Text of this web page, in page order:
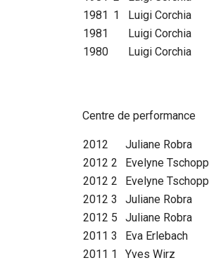
1981 1 Luigi Corchia
1981
Luigi Corchia
1980
Luigi Corchia
Centre de performance
2012 Juliane Robra
2012 2 Evelyne Tschopp
2012 2 Evelyne Tschopp
2012 3 Juliane Robra
2012 5 Juliane Robra
2011 3 Eva Erlebach
2011 1 Yves Wirz